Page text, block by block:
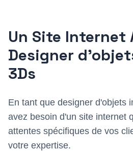
Un Site Internet
Designer
3Ds
En tant que designer d'objets
avez besoin d'un site internet
attentes spécifiques de vos
votre expertise.